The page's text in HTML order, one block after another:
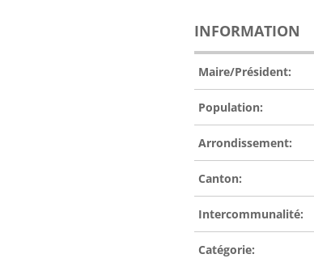
INFORMATION
Maire/Président:
Population:
Arrondissement:
Canton:
Intercommunalité:
Catégorie: